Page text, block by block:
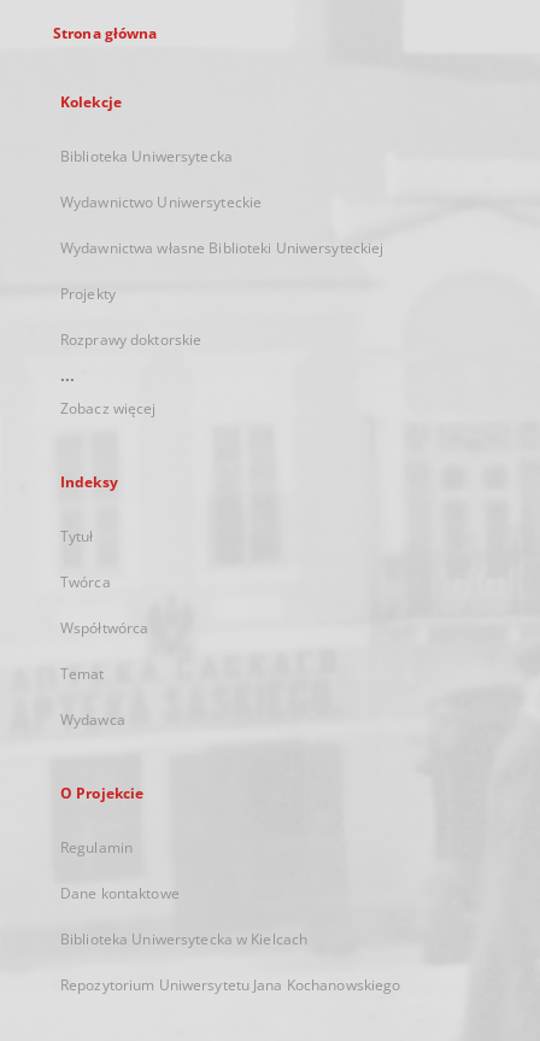
Strona główna
Kolekcje
Biblioteka Uniwersytecka
Wydawnictwo Uniwersyteckie
Wydawnictwa własne Biblioteki Uniwersyteckiej
Projekty
Rozprawy doktorskie
...
Zobacz więcej
Indeksy
Tytuł
Twórca
Współtwórca
Temat
Wydawca
O Projekcie
Regulamin
Dane kontaktowe
Biblioteka Uniwersytecka w Kielcach
Repozytorium Uniwersytetu Jana Kochanowskiego